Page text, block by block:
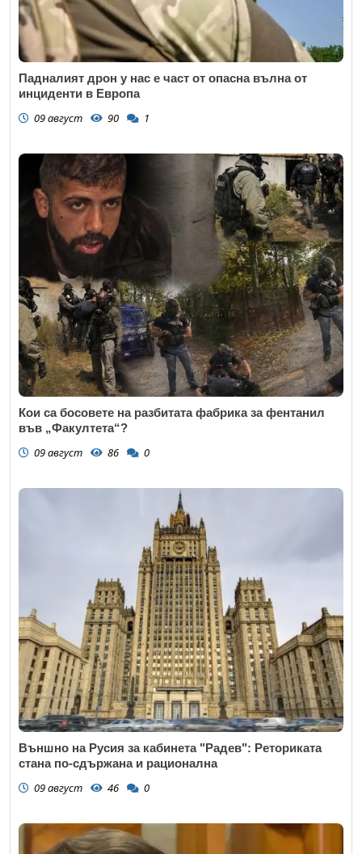
Падналият дрон у нас е част от опасна вълна от
инциденти в Европа
09 август 90 1
Кои са босовете на разбитата фабрика за фентанил
във „Факултета“?
09 август 86 0
Външно на Русия за кабинета "Радев": Реториката
стана по-сдържана и рационална
09 август 46 0